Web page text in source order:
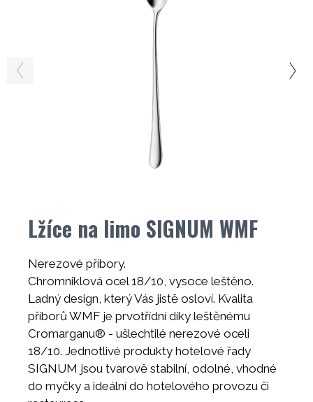
Lžíce na limo SIGNUM WMF
Nerezové příbory.
Chromniklová ocel 18/10, vysoce leštěno.
Ladný design, který Vás jistě osloví. Kvalita
příborů WMF je prvotřídní díky leštěnému
Cromarganu® - ušlechtilé nerezové oceli
18/10. Jednotlivé produkty hotelové řady
SIGNUM jsou tvarově stabilní, odolné, vhodné
do myčky a ideální do hotelového provozu či